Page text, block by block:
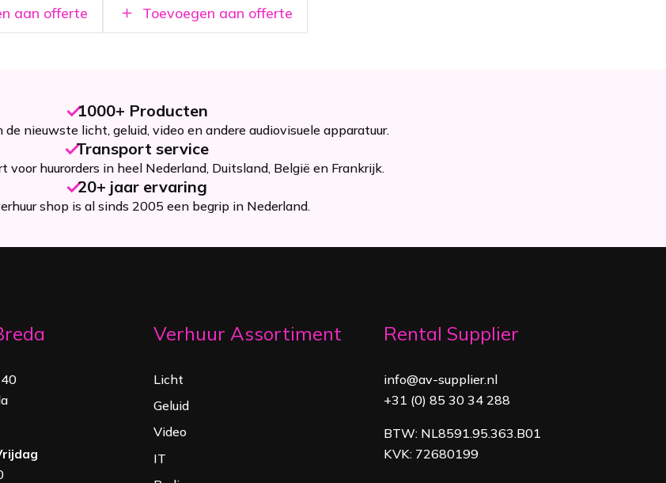
aan offerte Toevoegen aan offerte
1000+ Producten
de nieuwste licht, geluid, video en andere audiovisuele apparatuur.
Transport service
voor huurorders in heel Nederland, Duitsland, België en Frankrijk.
20+ jaar ervaring
shop is al sinds 2005 een begrip in Nederland.
Verhuur Assortiment
Licht
Geluid
Video
IT
Rental Supplier
info@av-supplier.nl
+31 (0) 85 30 34 288
BTW: NL8591.95.363.B01
KVK: 72680199